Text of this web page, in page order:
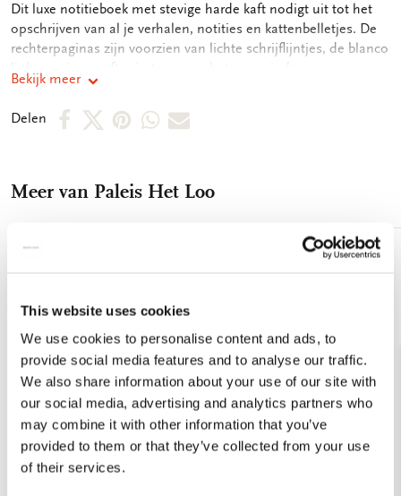
This website uses cookies
We use cookies to personalise content and ads, to
provide social media features and to analyse our traffic.
We also share information about your use of our site with
our social media, advertising and analytics partners who
may combine it with other information that you’ve
provided to them or that they’ve collected from your use
of their services.
Dit luxe notitieboek met stevige harde kaft nodigt uit tot het
opschrijven van al je verhalen, notities en kattenbelletjes. De
rechterpaginas zijn voorzien van lichte schrijflijntjes, de blanco
doodles. Het notitieboekje bevat achterin nog een handig
opbergvak voor bijvoorbeeld visitekaartjes. - A5 formaat (15 x
22 cm) - 144 paginas - linkerpagina blanco, rechterpagina
gelamineerde kaft - 100 grms houtvrij, off white papier -
Bekijk meer
Delen
DeelDeelDeelDeelDeel
mail
Meer van Paleis Het Loo